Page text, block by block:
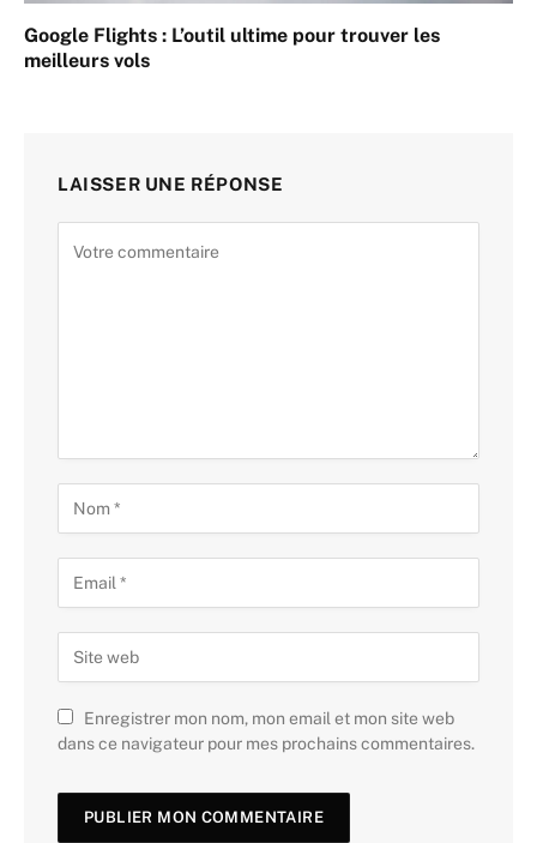
Google Flights : L’outil ultime pour trouver les
meilleurs vols
LAISSER UNE RÉPONSE
Enregistrer mon nom, mon email et mon site web
dans ce navigateur pour mes prochains commentaires.